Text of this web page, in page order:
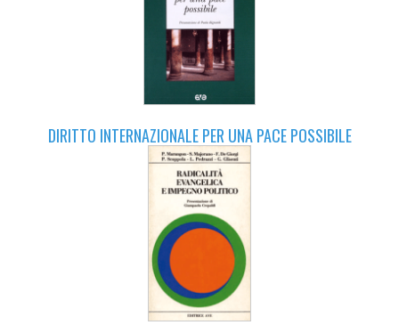
DIRITTO INTERNAZIONALE PER UNA PACE POSSIBILE